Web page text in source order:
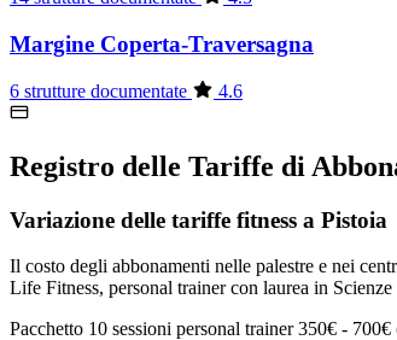
Margine Coperta-Traversagna
6 strutture documentate 4.6
Registro delle Tariffe di
Variazione delle tariffe fitness a Pistoia
Il costo degli abbonamenti nelle palestre e nei
Life Fitness, personal trainer con laurea in
Pacchetto 10 sessioni personal trainer 350€ - 700€